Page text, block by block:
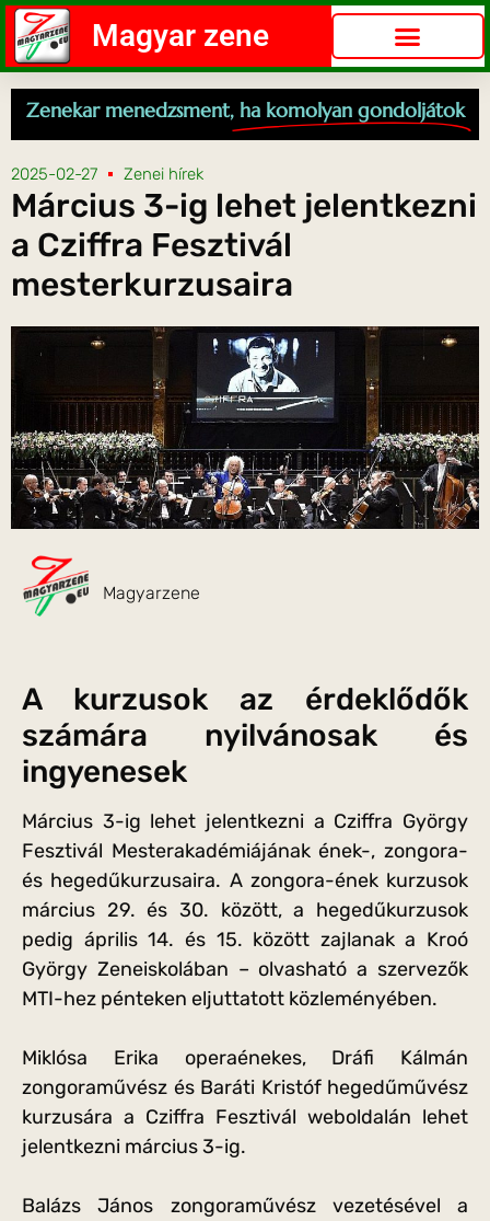
Magyar zene
Zenekar menedzsment, ha komolyan gondoljátok
2025-02-27 Zenei hírek
Március 3-ig lehet jelentkezni
a Cziffra Fesztivál
mesterkurzusaira
Magyarzene
A kurzusok az érdeklődők
számára nyilvánosak és
ingyenesek
Március 3-ig lehet jelentkezni a Cziffra György
Fesztivál Mesterakadémiájának ének-, zongora-
és hegedűkurzusaira. A zongora-ének kurzusok
március 29. és 30. között, a hegedűkurzusok
pedig április 14. és 15. között zajlanak a Kroó
György Zeneiskolában – olvasható a szervezők
MTI-hez pénteken eljuttatott közleményében.
Miklósa Erika operaénekes, Dráfi Kálmán
zongoraművész és Baráti Kristóf hegedűművész
kurzusára a Cziffra Fesztivál weboldalán lehet
jelentkezni március 3-ig.
Balázs János zongoraművész vezetésével a